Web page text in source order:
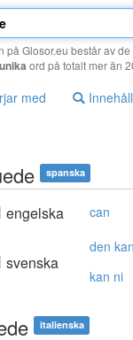
på Glosor.eu består av
ord på totalt mer än
med
spanska
engelska can
svenska
den kan
kan ni
italienska